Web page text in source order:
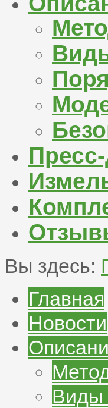
Вы здесь:
Главная
Новости
Виды